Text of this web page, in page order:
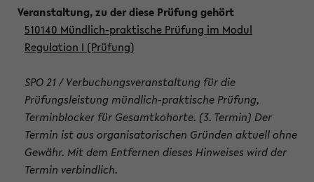
510140 Mündlich-praktische Prüfung im Modul
Regulation I (Prüfung)
SPO 21 / Verbuchungsveranstaltung für die
Prüfungsleistung mündlich-praktische Prüfung,
Terminblocker für Gesamtkohorte. (3. Termin) Der
Termin ist aus organisatorischen Gründen aktuell ohne
Gewähr. Mit dem Entfernen dieses Hinweises wird der
Termin verbindlich.